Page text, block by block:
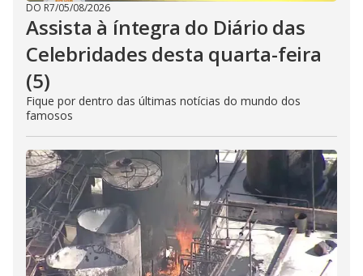
DO R7/05/08/2026
Assista à íntegra do Diário das
Celebridades desta quarta-feira
(5)
Fique por dentro das últimas notícias do mundo dos
famosos